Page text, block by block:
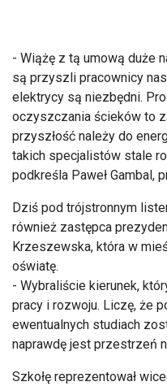
- Wiążę z tą umową duże
są przyszli pracownicy
elektrycy są niezbędni.
oczyszczania ścieków to
przyszłość należy do
takich specjalistów stale
podkreśla Paweł Gambal,
Dziś pod trójstronnym
również zastępca
Krzeszewska, która w
oświatę.
- Wybraliście kierunek,
pracy i rozwoju. Liczę, że
ewentualnych studiach
naprawdę jest przestrzeń
Szkołę reprezentował